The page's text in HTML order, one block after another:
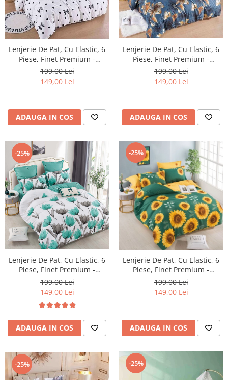
Lenjerie De Pat, Cu Elastic, 6
Piese, Finet Premium -
LPBF6PE10
199,00 Lei
149,00 Lei
ADAUGA IN COS
Lenjerie De Pat, Cu Elastic, 6
Piese, Finet Premium -
LPBF6PE14
199,00 Lei
149,00 Lei
ADAUGA IN COS
-25%
Lenjerie De Pat, Cu Elastic, 6
Piese, Finet Premium -
LPBF6PE15
199,00 Lei
149,00 Lei
ADAUGA IN COS
-25%
Lenjerie De Pat, Cu Elastic, 6
Piese, Finet Premium -
LPBF6PE17
199,00 Lei
149,00 Lei
ADAUGA IN COS
-25% -25%